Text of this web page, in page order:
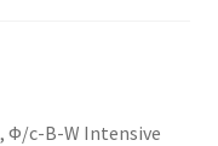
Ф/с-В-W Intensive